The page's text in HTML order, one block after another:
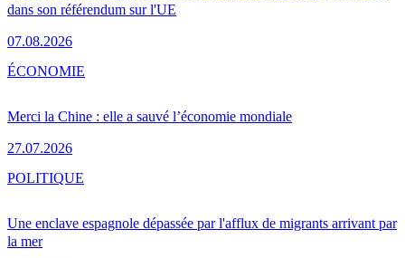
dans son référendum sur l'UE
07.08.2026
Merci la Chine : elle a sauvé l’économie mondiale
27.07.2026
ÉCONOMIE
Une enclave espagnole dépassée par l'afflux de migrants arrivant par
la mer
POLITIQUE